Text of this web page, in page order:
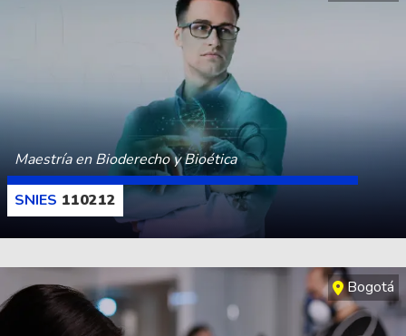
Maestría en Bioderecho y Bioética
110212
CONOCE MÁS
Bogotá